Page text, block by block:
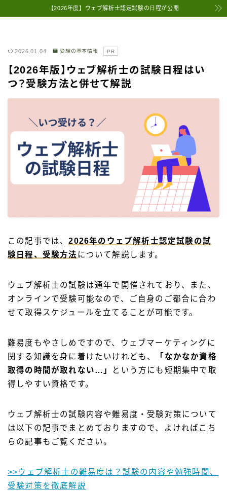
【2026年度】ウェブ解析士認定試験の日程が公開
2026.01.04 受験の基本情報 PR
【2026年版】ウェブ解析士の試験日程はい
つ？受験方法と併せて解説
この記事では、2026年のウェブ解析士認定試験の試
験日程、受験方法 について解説します。
ウェブ解析士の試験は通年で開催されており、また、
オンラインで受験可能なので、ご自身のご都合に合わ
せて取得スケジュールを立てることが可能です。
難易度もやさしめですので、ウェブマーケティングに
関する知識を身に着けたいけれども、
「なかなか資格
取得の時間が取れない…」
という方にも短期集中で取
得しやすい資格です。
ウェブ解析士の試験内容や難易度・受験対策について
は以下の記事でまとめておりますので、よければこち
らの記事もご覧ください。
>>ウェブ解析士の難易度は？試験の内容や勉強時間、
受験対策を徹底解説